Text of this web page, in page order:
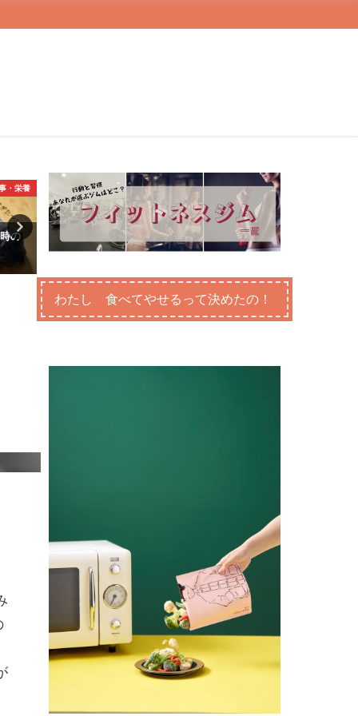
・栄養
の
3.食事・栄養
ダイエットレシピ オートミー
ルにトライ！
ご飯を食べるタイミング調
たらダイエットに有効？
わたし 食べてやせるって決めたの！